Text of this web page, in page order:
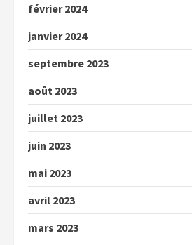
février 2024
janvier 2024
septembre 2023
août 2023
juillet 2023
juin 2023
mai 2023
avril 2023
mars 2023